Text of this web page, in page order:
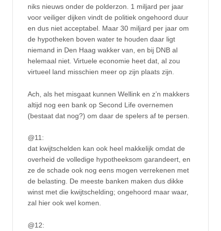
niks nieuws onder de polderzon. 1 miljard per jaar
voor veiliger dijken vindt de politiek ongehoord duur
en dus niet acceptabel. Maar 30 miljard per jaar om
de hypotheken boven water te houden daar ligt
niemand in Den Haag wakker van, en bij DNB al
helemaal niet. Virtuele economie heet dat, al zou
virtueel land misschien meer op zijn plaats zijn.
Ach, als het misgaat kunnen Wellink en z’n makkers
altijd nog een bank op Second Life overnemen
(bestaat dat nog?) om daar de spelers af te persen.
@11:
dat kwijtschelden kan ook heel makkelijk omdat de
overheid de volledige hypotheeksom garandeert, en
ze de schade ook nog eens mogen verrekenen met
de belasting. De meeste banken maken dus dikke
winst met die kwijtschelding; ongehoord maar waar,
zal hier ook wel komen.
@12: